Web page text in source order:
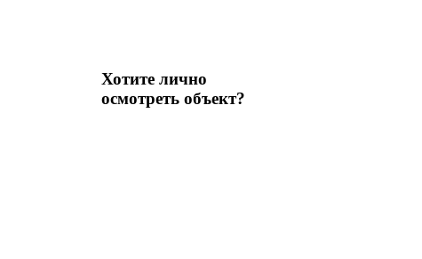
Хотите лично
осмотреть объект?